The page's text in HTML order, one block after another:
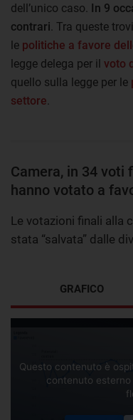
dell’unico caso. In 9
contrari . Tra queste
le politiche a favore
legge delega per il voto
quello sulla legge per le
settore
Camera, in 34 voti
hanno votato a
Le votazioni finali alla
stata “salvata” dalle
GRAFICO
Questo contenuto è
contenuto